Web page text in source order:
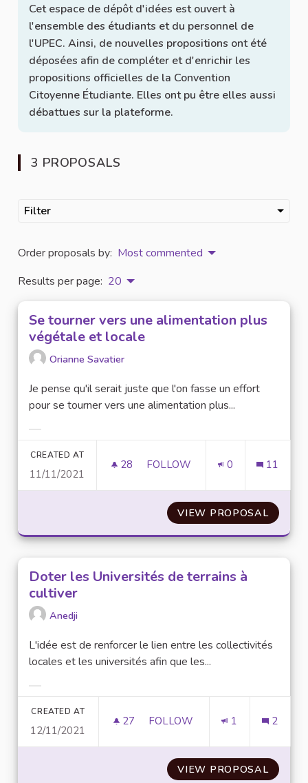
Cet espace de dépôt d'idées est ouvert à
l'ensemble des étudiants et du personnel de
l'UPEC. Ainsi, de nouvelles propositions ont été
déposées afin de compléter et d'enrichir les
propositions officielles de la Convention
Citoyenne Étudiante. Elles ont pu être elles aussi
débattues sur la plateforme.
3 PROPOSALS
Filter
Order proposals by: Most commented
Results per page: 20
Se tourner vers une alimentation plus
végétale et locale
Orianne Savatier
Je pense qu'il serait juste que l'on fasse un effort
pour se tourner vers une alimentation plus...
CREATED AT
11/11/2021
28 28 FOLLOWERS
FOLLOW 0 11
VIEW PROPOSALSE
Doter les Universités de terrains à
cultiver
Anedji
L'idée est de renforcer le lien entre les collectivités
locales et les universités afin que les...
CREATED AT
12/11/2021
27 27 FOLLOWERS
FOLLOW 1 2
VIEW PROPOSAL